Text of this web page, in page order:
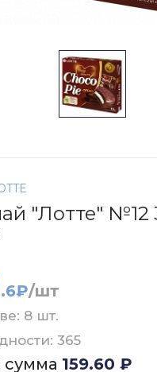
"Лотте" №12
.6₽/шт
8 шт.
365
159.60 ₽